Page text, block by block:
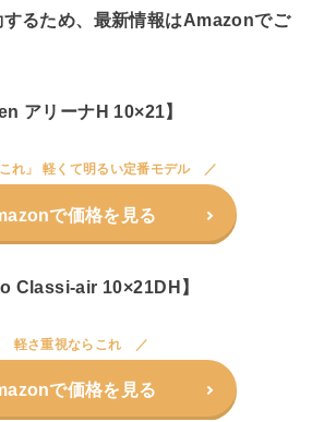
るため、最新情報はAmazonでご
アリーナH 10×21】
れ」 軽くて明るい定番モデル
で価格を見る
Classi-air 10×21DH】
軽さ重視ならこれ
で価格を見る